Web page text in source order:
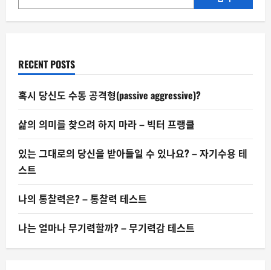
최
5
철
회
RECENT POSTS
혹시 당신도 수동 공격형(passive aggressive)?
삶의 의미를 찾으려 하지 마라 – 빅터 프랭클
있는 그대로의 당신을 받아들일 수 있나요? – 자기수용 테
스트
나의 통찰력은? – 통찰력 테스트
나는 얼마나 무기력할까? – 무기력감 테스트